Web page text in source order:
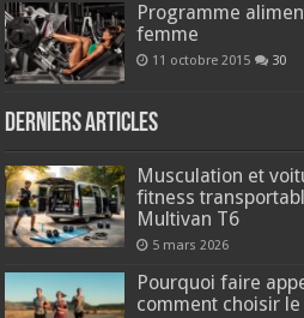
Programme
femme
11 octobre 2015 30
Derniers articles
Musculation et
fitness
Multivan T6
5 mars 2026
Pourquoi faire
comment choisir le